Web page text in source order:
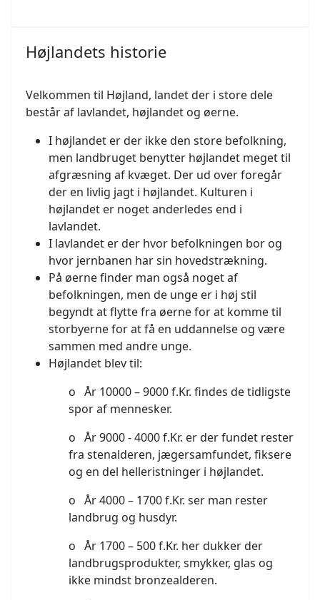
Højlandets historie
Velkommen til Højland, landet der i store dele
består af lavlandet, højlandet og øerne.
I højlandet er der ikke den store befolkning,
men landbruget benytter højlandet meget til
afgræsning af kvæget. Der ud over foregår
der en livlig jagt i højlandet. Kulturen i
højlandet er noget anderledes end i
lavlandet.
I lavlandet er der hvor befolkningen bor og
hvor jernbanen har sin hovedstrækning.
På øerne finder man også noget af
befolkningen, men de unge er i høj stil
begyndt at flytte fra øerne for at komme til
storbyerne for at få en uddannelse og være
sammen med andre unge.
Højlandet blev til:
o År 10000 – 9000 f.Kr. findes de tidligste
spor af mennesker.
o År 9000 - 4000 f.Kr. er der fundet rester
fra stenalderen, jægersamfundet, fiksere
og en del helleristninger i højlandet.
o År 4000 – 1700 f.Kr. ser man rester
landbrug og husdyr.
o År 1700 – 500 f.Kr. her dukker der
landbrugsprodukter, smykker, glas og
ikke mindst bronzealderen.